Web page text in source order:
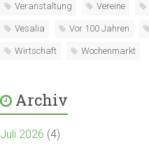
Veranstaltung Vereine
Vesalia Vor 100 Jahren
Wirtschaft Wochenmarkt
Archiv
Juli 2026 (4)